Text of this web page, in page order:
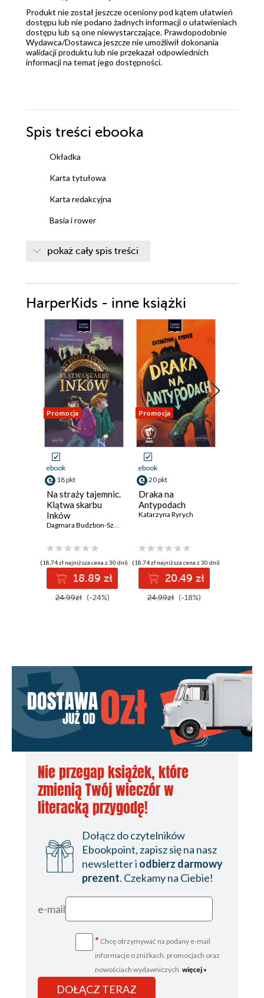
Produkt nie został jeszcze oceniony pod kątem ułatwień
dostępu lub nie podano żadnych informacji o ułatwieniach
dostępu lub są one niewystarczające. Prawdopodobnie
Wydawca/Dostawca jeszcze nie umożliwił dokonania
walidacji produktu lub nie przekazał odpowiednich
informacji na temat jego dostępności.
Spis treści ebooka
Okładka
Karta tytułowa
Karta redakcyjna
Basia i rower
pokaż cały spis treści
HarperKids - inne książki
Promocja
ebook
18 pkt
Na straży tajemnic.
Klątwa skarbu
Inków
Dagmara Budzbon-Szymańska
(18,74 zł najniższa cena z 30 dni)
18.89 zł
24.99zł (-24%)
Promocja
ebook
20 pkt
Draka na
Antypodach
Katarzyna Ryrych
(18,74 zł najniższa cena z 30 dni)
20.49 zł
24.99zł (-18%)
Nie przegap książek, które
zmienią Twój wieczór w
literacką przygodę!
Dołącz do czytelników
Ebookpoint, zapisz się na nasz
newsletter i odbierz darmowy
prezent. Czekamy na Ciebie!
e-mail
* Chcę otrzymywać na podany e-mail
informacje o zniżkach, promocjach oraz
nowościach wydawniczych. więcej »
DOŁĄCZ TERAZ